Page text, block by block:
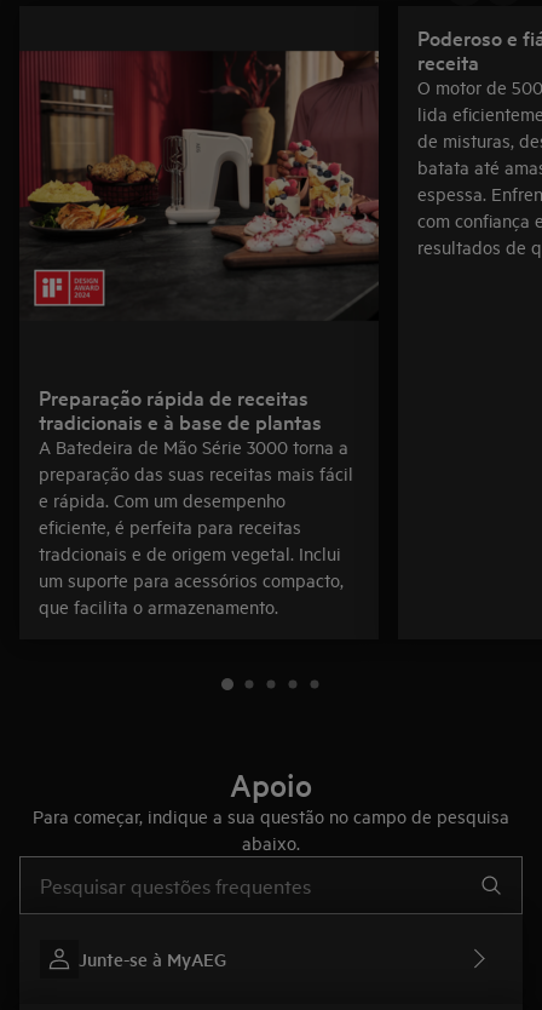
Preparação rápida de receitas
tradicionais e à base de plantas
A Batedeira de Mão Série 3000 torna a
preparação das suas receitas mais fácil
e rápida. Com um desempenho
eficiente, é perfeita para receitas
tradcionais e de origem vegetal. Inclui
um suporte para acessórios compacto,
que facilita o armazenamento.
Poderoso e
receita
O motor de
lida
de misturas,
batata até
espessa.
com confiança
resultados de
Apoio
Para começar, indique a sua questão no campo de pesquisa
abaixo.
Junte-se à MyAEG